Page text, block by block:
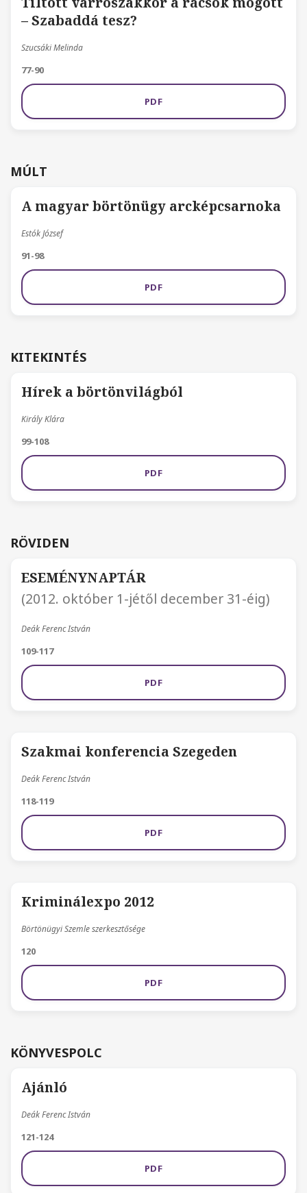
– Szabaddá tesz?
Szucsáki Melinda
77-90
PDF
MÚLT
A magyar börtönügy arcképcsarnoka
Estók József
91-98
PDF
KITEKINTÉS
Hírek a börtönvilágból
Király Klára
99-108
PDF
RÖVIDEN
ESEMÉNYNAPTÁR
(2012. október 1-jétől december 31-éig)
Deák Ferenc István
109-117
PDF
Szakmai konferencia Szegeden
Deák Ferenc István
118-119
PDF
Kriminálexpo 2012
Börtönügyi Szemle szerkesztősége
120
PDF
KÖNYVESPOLC
Ajánló
Deák Ferenc István
121-124
PDF